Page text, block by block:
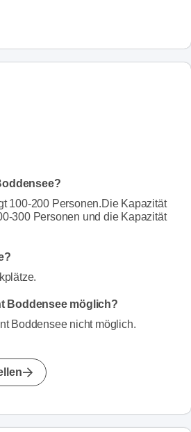
100-200 Personen.Die Kapazität
300 Personen und die Kapazität
Boddensee möglich?
Boddensee nicht möglich.